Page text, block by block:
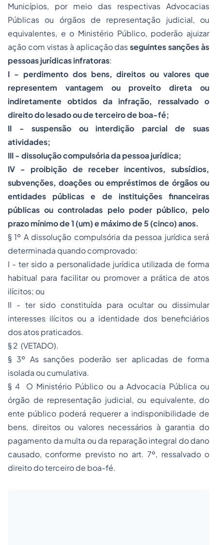
Municípios, por meio das respectivas Advocacias
Públicas ou órgãos de representação judicial, ou
equivalentes, e o Ministério Público, poderão ajuizar
ação com vistas à aplicação dasseguintes sanções às
pessoas jurídicas infratoras:
I - perdimento dos bens, direitos ou valores que
representem vantagem ou proveito direta ou
indiretamente obtidos da infração, ressalvado o
direito do lesado ou de terceiro de boa-fé;
II - suspensão ou interdição parcial de suas
atividades;
III - dissolução compulsória da pessoa jurídica;
IV - proibição de receber incentivos, subsídios,
subvenções, doações ou empréstimos de órgãos ou
entidades públicas e de instituições financeiras
públicas ou controladas pelo poder público, pelo
prazo mínimo de 1 (um) e máximo de 5 (cinco) anos.
§ 1º A dissolução compulsória da pessoa jurídica será
determinada quando comprovado:
I - ter sido a personalidade jurídica utilizada de forma
habitual para facilitar ou promover a prática de atos
ilícitos; ou
II - ter sido constituída para ocultar ou dissimular
interesses ilícitos ou a identidade dos beneficiários
dos atos praticados.
§ 2 (VETADO).
§ 3º As sanções poderão ser aplicadas de forma
isolada ou cumulativa.
§ 4 O Ministério Público ou aAdvocacia Pública ou
órgão de representação judicial, ou equivalente, do
ente público poderá requerer a indisponibilidade de
bens, direitos ou valores necessários à garantia do
pagamento da multa ou da reparação integral do dano
causado, conforme previsto no art. 7º, ressalvado o
direito do terceiro de boa-fé.